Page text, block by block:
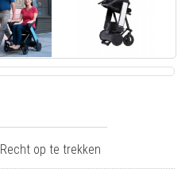
Recht op te trekken